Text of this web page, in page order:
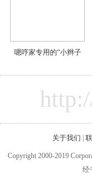
嗯哼家专用的“小辫子
关于我们
Copyright 2000-2019
经